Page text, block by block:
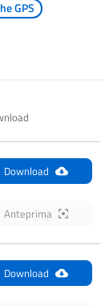
GPS
Download
Anteprima
Download